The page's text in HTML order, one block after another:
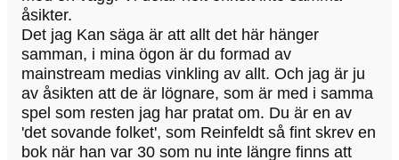
åsikter.
Det jag Kan säga är att allt det här hänger
samman, i mina ögon är du formad av
mainstream medias vinkling av allt. Och jag är ju
av åsikten att de är lögnare, som är med i samma
spel som resten jag har pratat om. Du är en av
'det sovande folket', som Reinfeldt så fint skrev en
bok när han var 30 som nu inte längre finns att